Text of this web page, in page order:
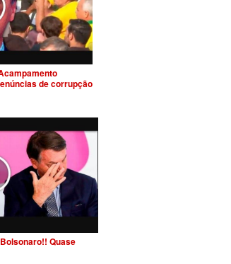
de corrupção
Quase